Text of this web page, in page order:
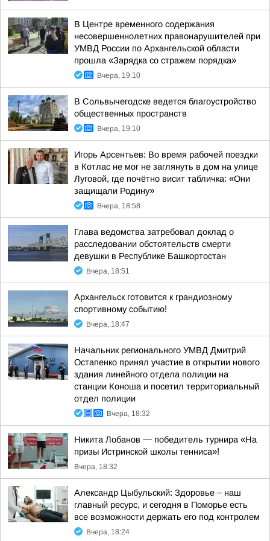
В Центре временного содержания
несовершеннолетних правонарушителей при
УМВД России по Архангельской области
прошла «Зарядка со стражем порядка»
Вчера, 19:10
В Сольвычегодске ведется благоустройство
общественных пространств
Вчера, 19:10
Игорь Арсентьев: Во время рабочей поездки
в Котлас не мог не заглянуть в дом на улице
Луговой, где почётно висит табличка: «Они
защищали Родину»
Вчера, 18:58
Глава ведомства затребовал доклад о
расследовании обстоятельств смерти
девушки в Республике Башкортостан
Вчера, 18:51
Архангельск готовится к грандиозному
спортивному событию!
Вчера, 18:47
Начальник регионального УМВД Дмитрий
Остапенко принял участие в открытии нового
здания линейного отдела полиции на
станции Коноша и посетил территориальный
отдел полиции
Вчера, 18:32
Никита Лобанов — победитель турнира «На
призы Истринской школы тенниса»!
Вчера, 18:32
Александр Цыбульский: Здоровье – наш
главный ресурс, и сегодня в Поморье есть
все возможности держать его под контролем
Вчера, 18:24